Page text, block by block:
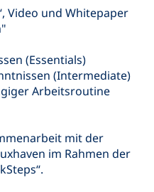
Video und Whitepaper
(Essentials)
(Intermediate)
Arbeitsroutine
mit der
im Rahmen der